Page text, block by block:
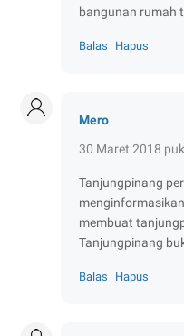
bangunan rumah
Balas Hapus
Mero
30 Maret 2018
Tanjungpinang
membuat
Tanjungpinang
Balas Hapus